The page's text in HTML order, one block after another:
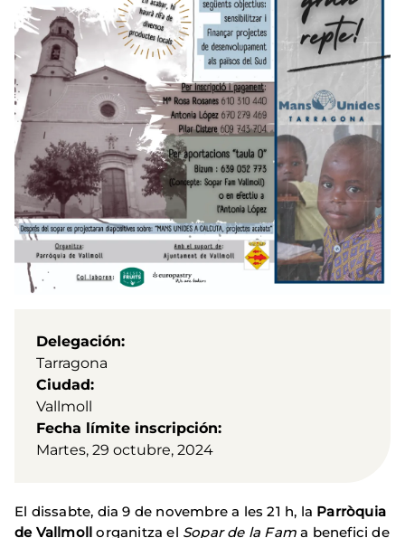
Delegación
Tarragona
Ciudad
Vallmoll
Fecha límite inscripción
Martes, 29 octubre, 2024
El dissabte, dia 9 de novembre a les 21 h, la Parròquia
de Vallmoll organitza el Sopar de la Fam a benefici de